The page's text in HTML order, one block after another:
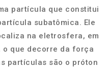
partícula que constitui
subatômica. Ele
na eletrosfera, em
o que decorre da força
partículas são o próton